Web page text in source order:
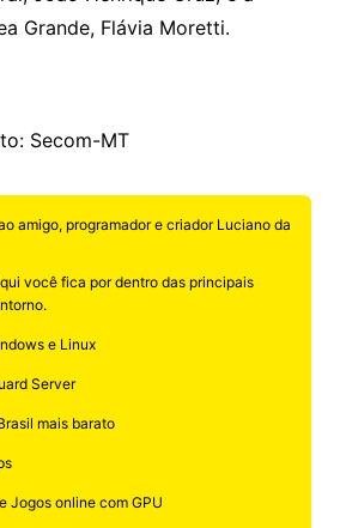
Grande, Flávia Moretti.
Secom-MT
amigo, programador e criador Luciano da
você fica por dentro das principais
e Linux
Server
mais barato
Jogos online com GPU